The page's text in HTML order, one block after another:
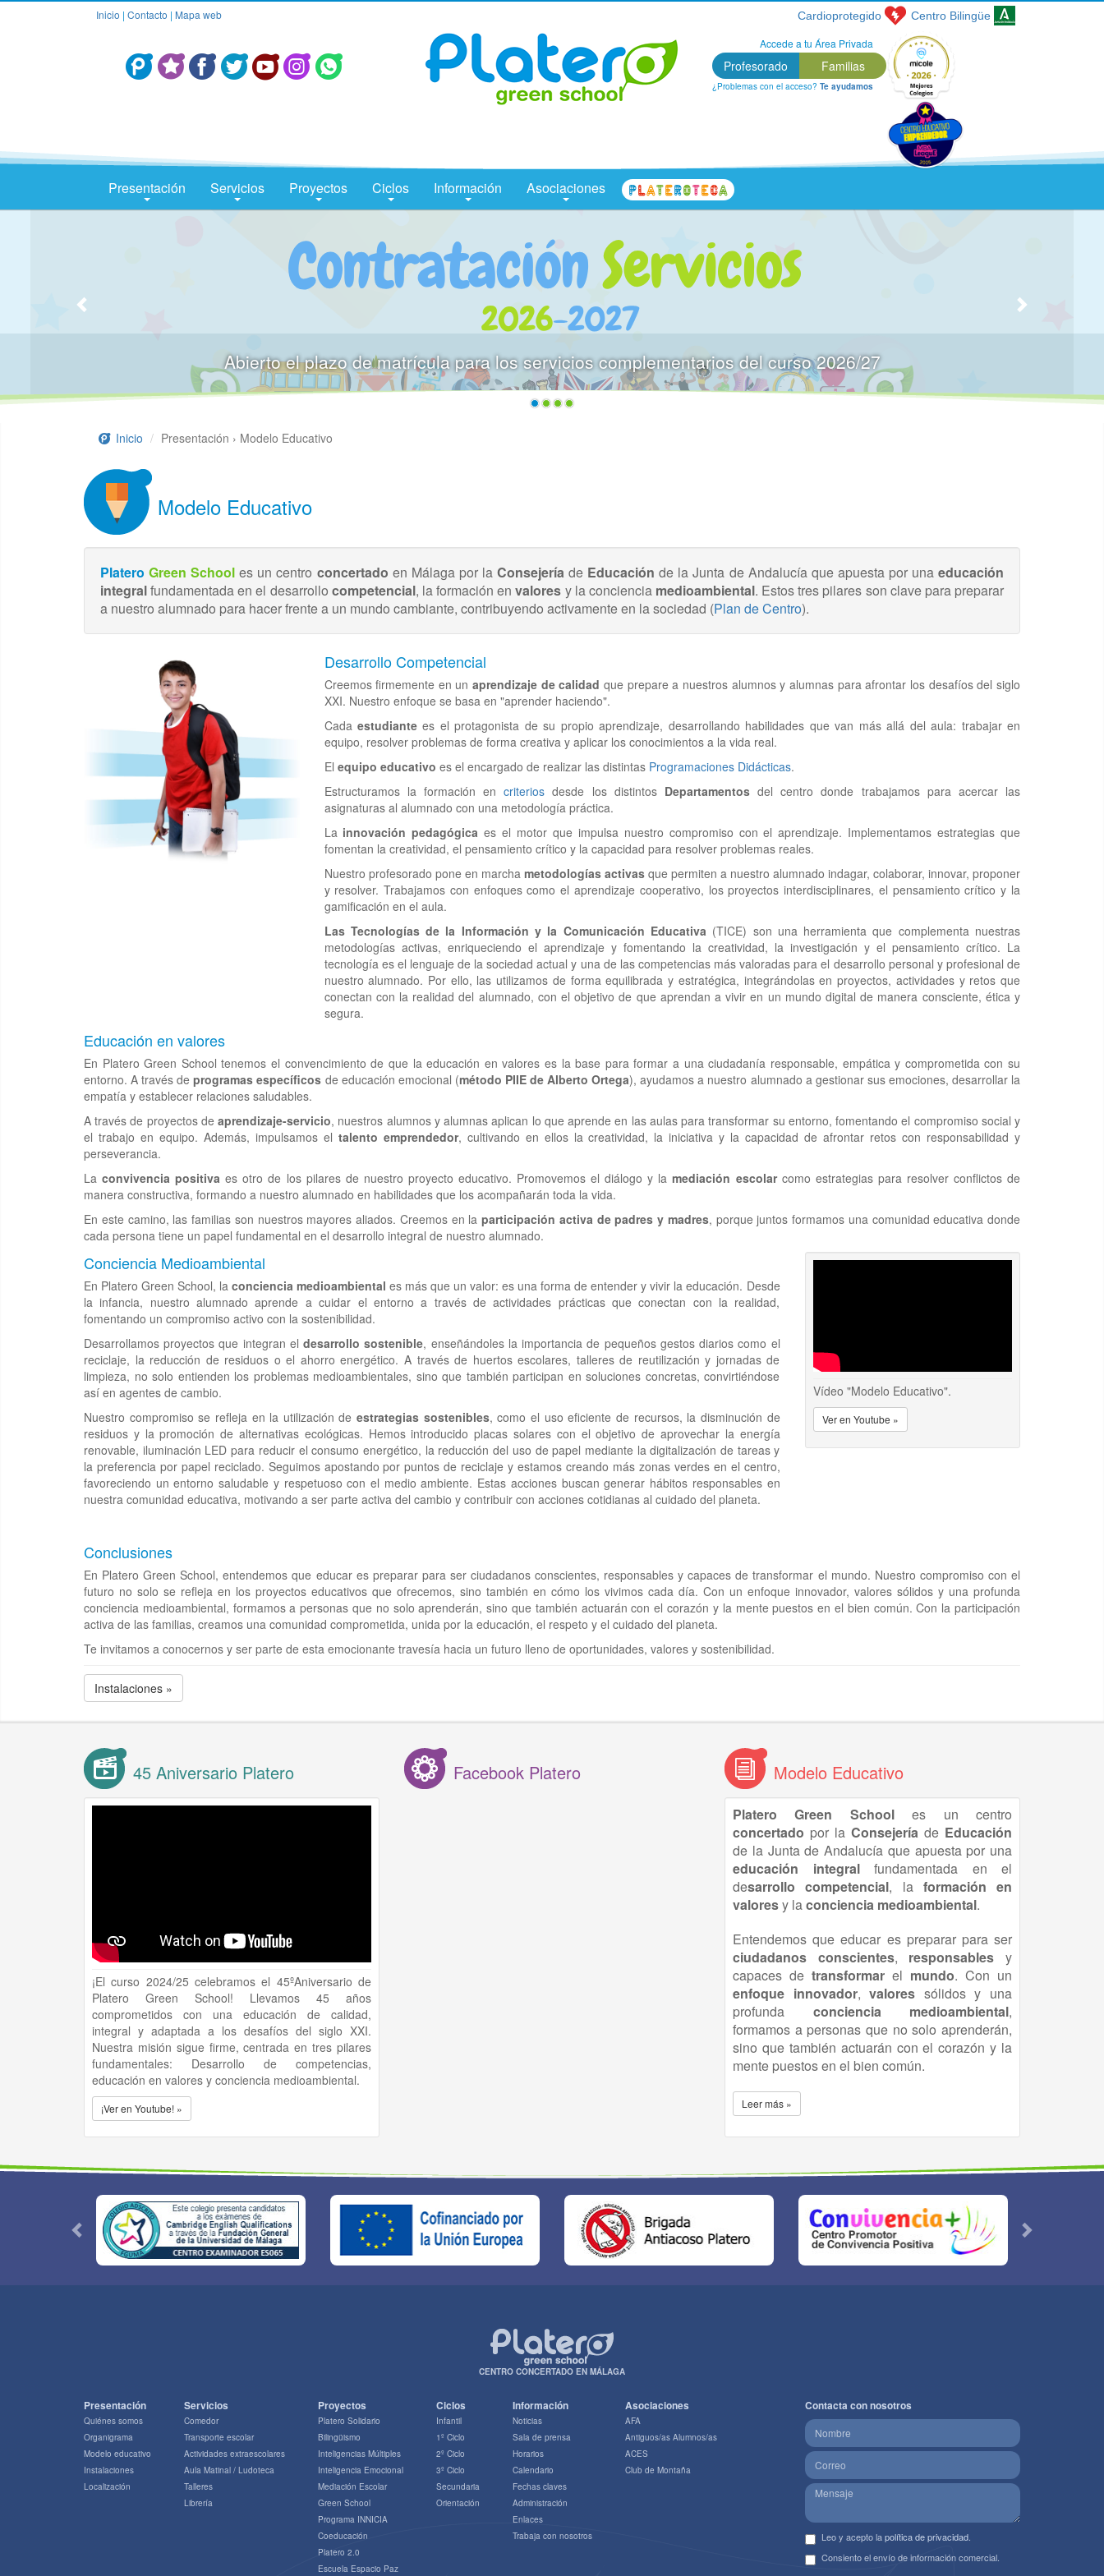
Inicio | Contacto | Mapa web Cardioprotegido Centro Bilingüe
Centro Concertado en Málaga: Colegio Platero Green School Accede a tu Área Privada
Profesorado Familias
¿Problemas con el acceso? Te ayudamos
Presentación Servicios Proyectos Ciclos Información Asociaciones
Abierto el plazo de matrícula para los servicios complementarios del curso 2026/27
Inicio Presentación › Modelo Educativo
Modelo Educativo
Platero Green School es un centro concertado en Málaga por la Consejeríade Educación de la Junta de Andalucía que apuesta por unaeducación
integralfundamentada en el desarrollo competencial, la formación envalores y la conciencia medioambiental. Estos tres pilares son clave para preparar
a nuestro alumnado para hacer frente a un mundo cambiante, contribuyendo activamente en la sociedad (Plan de Centro).
Desarrollo Competencial
Creemos firmemente en unaprendizaje de calidad que prepare a nuestros alumnos y alumnas para afrontar los desafíos del siglo
XXI. Nuestro enfoque se basa en "aprender haciendo".
Cada estudiantees el protagonista de su propio aprendizaje, desarrollando habilidades que van más allá del aula: trabajar en
equipo, resolver problemas de forma creativa y aplicar los conocimientos a la vida real.
El equipo educativo es el encargado de realizar las distintas Programaciones Didácticas.
Estructuramos la formación encriterios desde los distintos Departamentosdel centro donde trabajamos para acercar las
asignaturas al alumnado con una metodología práctica.
La innovación pedagógica es el motor que impulsa nuestro compromiso con el aprendizaje. Implementamos estrategias que
fomentan la creatividad, el pensamiento crítico y la capacidad para resolver problemas reales.
Nuestro profesorado pone en marcha metodologías activasque permiten a nuestro alumnado indagar, colaborar, innovar, proponer
y resolver. Trabajamos con enfoques como el aprendizaje cooperativo, los proyectos interdisciplinares, el pensamiento crítico y la
gamificación en el aula.
Las Tecnologías de la Información y la Comunicación Educativa (TICE) son una herramienta que complementa nuestras
metodologías activas, enriqueciendo el aprendizaje y fomentando la creatividad, la investigación y el pensamiento crítico. La
tecnología es el lenguaje de la sociedad actual y una de las competencias más valoradas para el desarrollo personal y profesional de
nuestro alumnado. Por ello, las utilizamos de forma equilibrada y estratégica, integrándolas en proyectos, actividades y retos que
conectan con la realidad del alumnado, con el objetivo de que aprendan a vivir en un mundo digital de manera consciente, ética y
segura.
Educación en valores
En Platero Green School tenemos el convencimiento de que la educación en valores es la base para formar a una ciudadanía responsable, empática y comprometida con su
entorno. A través deprogramas específicos de educación emocional (método PIIE de Alberto Ortega), ayudamos a nuestro alumnado a gestionar sus emociones, desarrollar la
empatía y establecer relaciones saludables.
A través de proyectos deaprendizaje-servicio, nuestros alumnos y alumnas aplican lo que aprende en las aulas para transformar su entorno, fomentando el compromiso social y
el trabajo en equipo. Además, impulsamos el talento emprendedor, cultivando en ellos la creatividad, la iniciativa y la capacidad de afrontar retos con responsabilidad y
perseverancia.
Laconvivencia positiva es otro de los pilares de nuestro proyecto educativo. Promovemos el diálogo y lamediación escolarcomo estrategias para resolver conflictos de
manera constructiva, formando a nuestro alumnado en habilidades que los acompañarán toda la vida.
En este camino, las familias son nuestros mayores aliados. Creemos en la participación activa de padres y madres, porque juntos formamos una comunidad educativa donde
cada persona tiene un papel fundamental en el desarrollo integral de nuestro alumnado.
Conciencia Medioambiental
En Platero Green School, laconciencia medioambiental es más que un valor: es una forma de entender y vivir la educación. Desde
la infancia, nuestro alumnado aprende a cuidar el entorno a través de actividades prácticas que conectan con la realidad,
fomentando un compromiso activo con la sostenibilidad.
Desarrollamos proyectos que integran eldesarrollo sostenible, enseñándoles la importancia de pequeños gestos diarios como el
reciclaje, la reducción de residuos o el ahorro energético. A través de huertos escolares, talleres de reutilización y jornadas de
limpieza, no solo entienden los problemas medioambientales, sino que también participan en soluciones concretas, convirtiéndose
así en agentes de cambio.
Nuestro compromiso se refleja en la utilización deestrategias sostenibles, como el uso eficiente de recursos, la disminución de
residuos y la promoción de alternativas ecológicas. Hemos introducido placas solares con el objetivo de aprovechar la energía
renovable, iluminación LED para reducir el consumo energético, la reducción del uso de papel mediante la digitalización de tareas y
la preferencia por papel reciclado. Seguimos apostando por puntos de reciclaje y estamos creando más zonas verdes en el centro,
favoreciendo un entorno saludable y respetuoso con el medio ambiente. Estas acciones buscan generar hábitos responsables en
nuestra comunidad educativa, motivando a ser parte activa del cambio y contribuir con acciones cotidianas al cuidado del planeta.
Vídeo "Modelo Educativo".
Ver en Youtube »
Conclusiones
En Platero Green School, entendemos que educar es preparar para ser ciudadanos conscientes, responsables y capaces de transformar el mundo. Nuestro compromiso con el
futuro no solo se refleja en los proyectos educativos que ofrecemos, sino también en cómo los vivimos cada día. Con un enfoque innovador, valores sólidos y una profunda
conciencia medioambiental, formamos a personas que no solo aprenderán, sino que también actuarán con el corazón y la mente puestos en el bien común. Con la participación
activa de las familias, creamos una comunidad comprometida, unida por la educación, el respeto y el cuidado del planeta.
Te invitamos a conocernos y ser parte de esta emocionante travesía hacia un futuro lleno de oportunidades, valores y sostenibilidad.
Instalaciones »
45 Aniversario Platero
¡El curso 2024/25 celebramos el 45ºAniversario de
Platero Green School! Llevamos 45 años
comprometidos con una educación de calidad,
integral y adaptada a los desafíos del siglo XXI.
Nuestra misión sigue firme, centrada en tres pilares
fundamentales: Desarrollo de competencias,
educación en valores y conciencia medioambiental.
¡Ver en Youtube! »
Facebook Platero Modelo Educativo
Platero Green Schooles un centro
concertado por la Consejería de Educación
de la Junta de Andalucía que apuesta por una
educación
integralfundamentada en el
desarrollo competencial, la formación en
valoresy laconciencia medioambiental.
Entendemos que educar es preparar para ser
ciudadanos conscientes, responsables y
capaces de transformar el mundo. Con un
enfoque innovador,valores sólidos y una
profunda conciencia medioambiental,
formamos a personas que no solo aprenderán,
sino que también actuarán con el corazón y la
mente puestos en el bien común.
Leer más »
CENTRO CONCERTADO EN MÁLAGA
Presentación
Quiénes somos
Organigrama
Modelo educativo
Instalaciones
Localización
Servicios
Comedor
Transporte escolar
Actividades extraescolares
Aula Matinal / Ludoteca
Talleres
Librería
Proyectos
Platero Solidario
Bilingüismo
Inteligencias Múltiples
Inteligencia Emocional
Mediación Escolar
Green School
Programa INNICIA
Coeducación
Platero 2.0
Escuela Espacio Paz
Ciclos
Infantil
1º Ciclo
2º Ciclo
3º Ciclo
Secundaria
Orientación
Información
Noticias
Sala de prensa
Horarios
Calendario
Fechas claves
Administración
Enlaces
Trabaja con nosotros
Asociaciones
AFA
Antiguos/as Alumnos/as
ACES
Club de Montaña
Contacta con nosotros
Leo y acepto lapolítica de privacidad.
Consiento el envío de información comercial.